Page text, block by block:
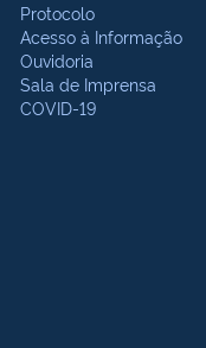
Protocolo
Acesso à Informação
Ouvidoria
Sala de Imprensa
COVID-19